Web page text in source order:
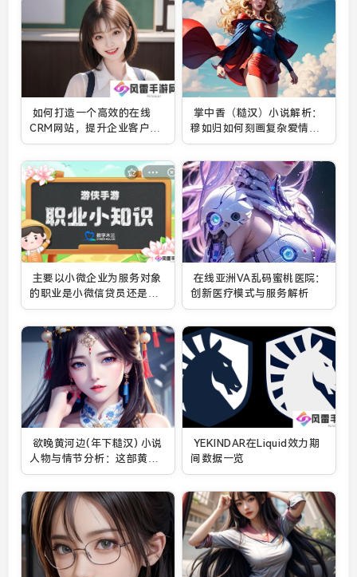
如何打造一个高效的在线
CRM网站，提升企业客户管
理效率？
掌中香（糙汉）小说解析：
穆如归如何刻画复杂爱情与
成长过程？
主要以小微企业为服务对象
的职业是小微信贷员还是电
子商务师-蚂蚁新村答案
12.28
在线亚洲VA乱码蜜桃医院：
创新医疗模式与服务解析
欲晚黄河边(年下糙汉) 小说
人物与情节分析：这部黄河
边的爱情故事到底有何特别
之处？
YEKINDAR在Liquid效力期
间数据一览